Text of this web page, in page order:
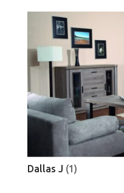
Dallas J (1)